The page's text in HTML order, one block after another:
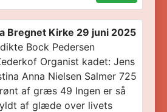
Bregnet Kirke 29 juni 2025
Bock Pedersen
Organist kadet: Jens
Anna Nielsen Salmer 725
af græs 49 Ingen er så
af glæde over livets